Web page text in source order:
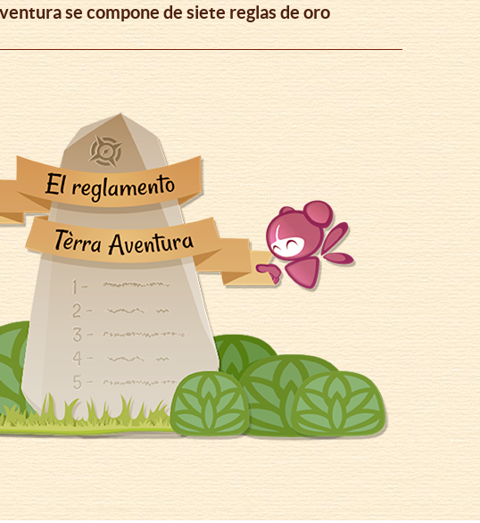
se compone de siete reglas de oro